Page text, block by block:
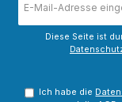
Mail-
Adresse
Diese Seite ist
Ich habe die